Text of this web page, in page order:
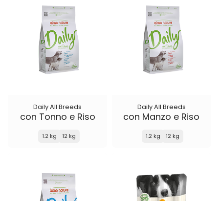
Daily All Breeds
con Tonno e Riso
1.2 kg 12 kg
Daily All Breeds
con Manzo e Riso
1.2 kg 12 kg